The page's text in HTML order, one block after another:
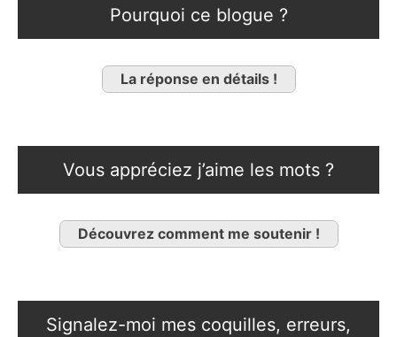
Pourquoi ce blogue ?
La réponse en détails !
Vous appréciez j’aime les mots ?
Découvrez comment me soutenir !
Signalez-moi mes coquilles, erreurs,